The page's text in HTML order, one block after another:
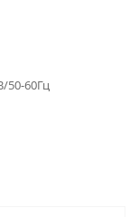
50-60Гц